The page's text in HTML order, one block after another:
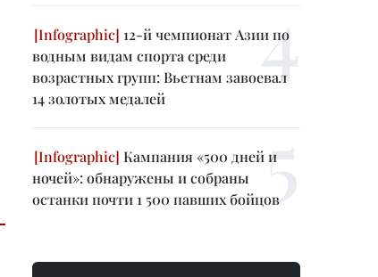
12-й чемпионат Азии по
водным видам спорта среди
возрастных групп: Вьетнам завоевал
14 золотых медалей
Кампания «500 дней и
ночей»: обнаружены и собраны
останки почти 1 500 павших бойцов